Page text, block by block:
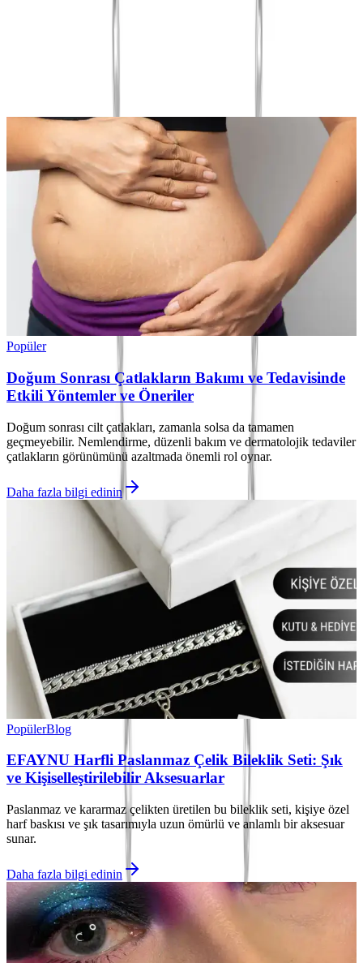
Popüler
Doğum Sonrası Çatlakların Bakımı ve Tedavisinde
Etkili Yöntemler ve Öneriler
Doğum sonrası cilt çatlakları, zamanla solsa da tamamen
geçmeyebilir. Nemlendirme, düzenli bakım ve dermatolojik tedaviler
çatlakların görünümünü azaltmada önemli rol oynar.
Daha fazla bilgi edinin
PopülerBlog
EFAYNU Harfli Paslanmaz Çelik Bileklik Seti: Şık
ve Kişiselleştirilebilir Aksesuarlar
Paslanmaz ve kararmaz çelikten üretilen bu bileklik seti, kişiye özel
harf baskısı ve şık tasarımıyla uzun ömürlü ve anlamlı bir aksesuar
sunar.
Daha fazla bilgi edinin